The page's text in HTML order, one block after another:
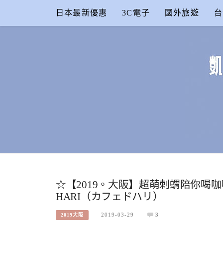
content
日本最新優惠 3C電子 國外旅遊
☆【2019。大阪】超萌刺蝟陪你喝
HARI（カフェドハリ）
2019大阪 2019-03-29 3